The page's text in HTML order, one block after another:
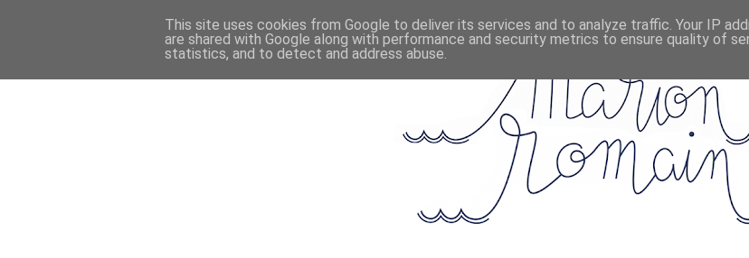
This site uses cookies from Google to deliver its services and to analyze traffic. Your IP
are shared with Google along with performance and security metrics to ensure quality of
statistics, and to detect and address abuse.